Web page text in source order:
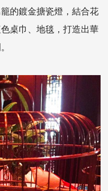
的鍍金搪瓷燈，結合花
桌巾、地毯，打造出華